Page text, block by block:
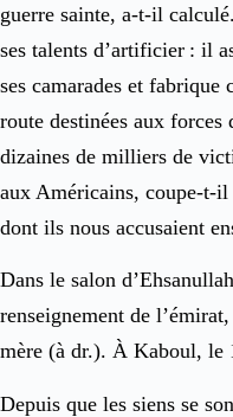
guerre sainte, a-t-il
ses talents d’artificier : il
ses camarades et fabrique
route destinées aux forces
dizaines de milliers de
aux Américains, coupe-t-
dont ils nous accusaient
Dans le salon
renseignement de
mère (à dr.). À Kaboul,
Depuis que les siens se